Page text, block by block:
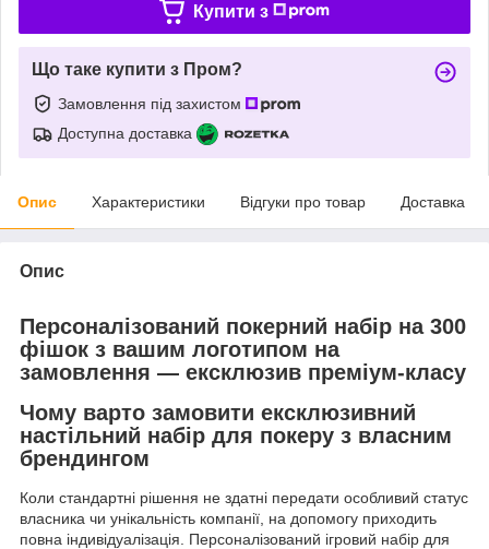
Купити з
Що таке купити з Пром?
Замовлення під захистом
Доступна доставка
Опис Характеристики Відгуки про товар Доставка
Опис
Персоналізований покерний набір на 300
фішок з вашим логотипом на
замовлення — ексклюзив преміум-класу
Чому варто замовити ексклюзивний
настільний набір для покеру з власним
брендингом
Коли стандартні рішення не здатні передати особливий статус
власника чи унікальність компанії, на допомогу приходить
повна індивідуалізація. Персоналізований ігровий набір для